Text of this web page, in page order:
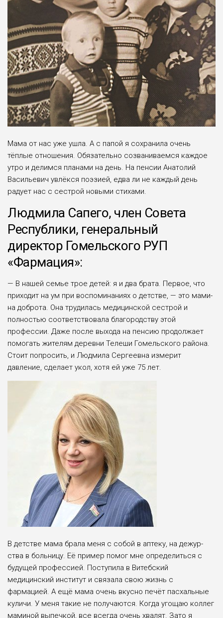
Мама от нас уже ушла. А с папой я со­хранила очень
тёплые отношения. Обязатель­но созваниваемся каж­дое
утро и делимся плана­ми на день. На пенсии Ана­толий
Васильевич увлёкся поэзией, едва ли не каждый день
радует нас с сестрой но­выми стихами.
Людмила Сапего, член Совета
Республики, генеральный
директор Гомельского РУП
«Фармация»:
— В нашей семье трое де­тей: я и два брата. Первое, что
приходит на ум при воспоми­наниях о детстве, — это мами­
на доброта. Она трудилась ме­дицинской сестрой и
полностью соответствовала благородству этой
профессии. Даже после выхода на пен­сию продолжает
помогать жителям деревни Телеши Гомельского района.
Стоит попросить, и Людмила Сергеевна измерит
давление, сделает укол, хотя ей уже 75 лет.
В детстве мама брала меня с собой в аптеку, на дежур­
ства в больницу. Её пример помог мне определить­ся с
будущей профессией. Поступила в Витебский
медицинский институт и связала свою жизнь с
фармацией. А ещё мама очень вкусно печёт пас­хальные
куличи. У меня такие не получают­ся. Когда угощаю коллег
маминой выпечкой, все всегда очень хва­лят. Зато я